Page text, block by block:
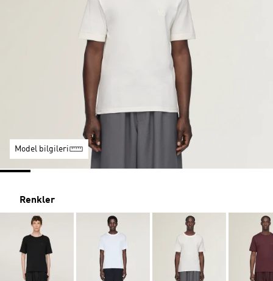
Model bilgileri
Renkler